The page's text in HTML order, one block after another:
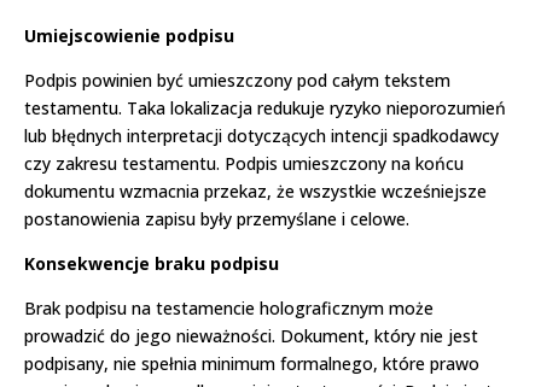
Umiejscowienie podpisu
Podpis powinien być umieszczony pod całym tekstem
testamentu. Taka lokalizacja redukuje ryzyko nieporozumień
lub błędnych interpretacji dotyczących intencji spadkodawcy
czy zakresu testamentu. Podpis umieszczony na końcu
dokumentu wzmacnia przekaz, że wszystkie wcześniejsze
postanowienia zapisu były przemyślane i celowe.
Konsekwencje braku podpisu
Brak podpisu na testamencie holograficznym może
prowadzić do jego nieważności. Dokument, który nie jest
podpisany, nie spełnia minimum formalnego, które prawo